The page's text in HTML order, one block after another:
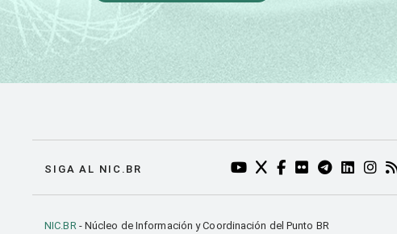
SIGA AL NIC.BR YOUTUBE DO NIC.BR
TWITTER DO NIC.BR
FACEBOOK DO
FLICKR DO
TELEGRAM
NIC.BR- Núcleo de Información y Coordinación del Punto BR